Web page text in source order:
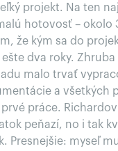
projekt. Na ten
hotovosť – okolo
že kým sa do
dva roky. Zhruba
malo trvať
a všetkých
práce.
peňazí, no i tak
Presnejšie: myseľ